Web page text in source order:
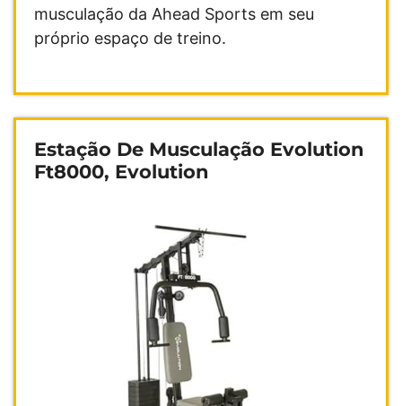
musculação da Ahead Sports em seu
próprio espaço de treino.
Estação De Musculação Evolution
Ft8000, Evolution